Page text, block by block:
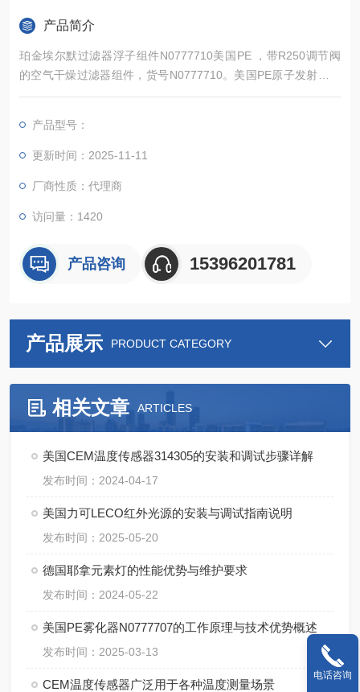
产品简介
珀金埃尔默过滤器浮子组件N0777710美国PE ，带R250调节阀
的空气干燥过滤器组件，货号N0777710。美国PE原子发射光谱
仪配件耗材ICP
产品型号：
更新时间：2025-11-11
厂商性质：代理商
访问量：1420
产品咨询 15396201781
产品展示 PRODUCT CATEGORY
相关文章 ARTICLES
美国CEM温度传感器314305的安装和调试步骤详解
发布时间：2024-04-17
美国力可LECO红外光源的安装与调试指南说明
发布时间：2025-05-20
德国耶拿元素灯的性能优势与维护要求
发布时间：2024-05-22
美国PE雾化器N0777707的工作原理与技术优势概述
发布时间：2025-03-13
CEM温度传感器广泛用于各种温度测量场景
电话咨询